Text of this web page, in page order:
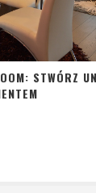
STWÓRZ